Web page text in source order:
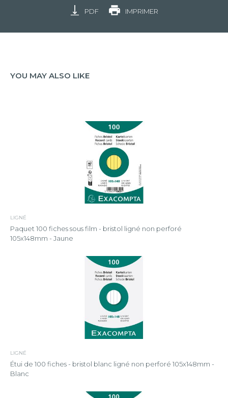
PDF IMPRIMER
YOU MAY ALSO LIKE
LIGNÉ
Paquet 100 fiches sous film - bristol ligné non perforé
105x148mm - Jaune
LIGNÉ
Étui de 100 fiches - bristol blanc ligné non perforé 105x148mm -
Blanc